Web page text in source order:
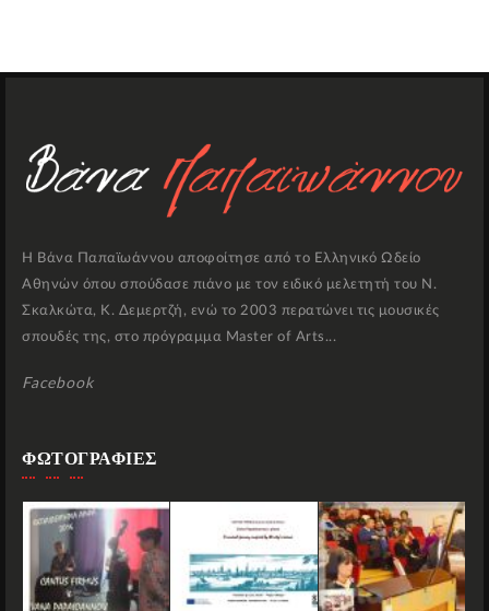
Η Βάνα Παπαϊωάννου αποφοίτησε από το Ελληνικό Ωδείο
Αθηνών όπου σπούδασε πιάνο με τον ειδικό μελετητή του Ν.
Σκαλκώτα, Κ. Δεμερτζή, ενώ το 2003 περατώνει τις μουσικές
σπουδές της, στο πρόγραμμα Master of Arts...
Facebook
ΦΩΤΟΓΡΑΦΙΕΣ